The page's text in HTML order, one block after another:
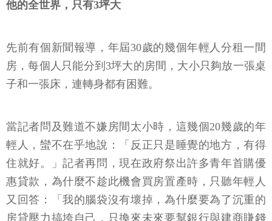
他的全世界，只有3坪大
先前有個新聞報導，年屆30歲的幾個年輕人分租一間
房，每個人只能分到3坪大的房間，大小只夠放一張桌
子和一張床，連轉身都有困難。
當記者問及難道不嫌房間太小時，這幾個20幾歲的年
輕人，蠻不在乎地說：「反正只是睡覺的地方，有得
住就好。」記者再問，現在政府祭出許多青年首購優
惠貸款，為什麼不趁此機會買房置產時，只聽年輕人
又回答：「我的腦袋沒有壞掉，為什麼要為了沉重的
房貸壓力搞垮自己，只換來未來要幫銀行與建商賺錢